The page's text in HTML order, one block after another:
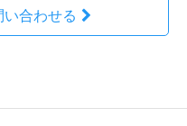
い合わせる